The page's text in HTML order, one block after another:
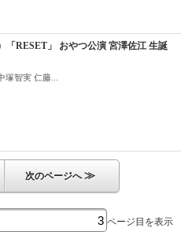
「RESET」 おやつ公演 宮澤佐江 生誕
塚智実 仁藤...
次のページへ≫
ページ目を表示